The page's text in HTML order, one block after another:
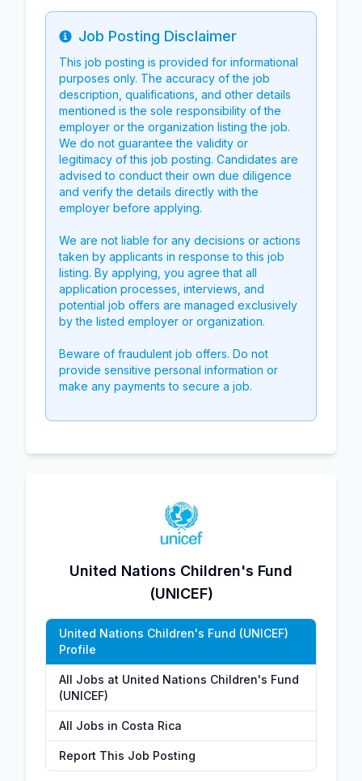
Info
Job Posting Disclaimer
This job posting is provided for informational
purposes only. The accuracy of the job
description, qualifications, and other details
mentioned is the sole responsibility of the
employer or the organization listing the job.
We do not guarantee the validity or
legitimacy of this job posting. Candidates are
advised to conduct their own due diligence
and verify the details directly with the
employer before applying.
We are not liable for any decisions or actions
taken by applicants in response to this job
listing. By applying, you agree that all
application processes, interviews, and
potential job offers are managed exclusively
by the listed employer or organization.
Beware of fraudulent job offers. Do not
provide sensitive personal information or
make any payments to secure a job.
United Nations Children's Fund
(UNICEF)
United Nations Children's Fund (UNICEF)
Profile
All Jobs at United Nations Children's Fund
(UNICEF)
All Jobs in Costa Rica
Report This Job Posting